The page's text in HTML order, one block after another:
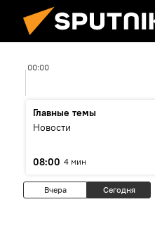
00:00
Главные темы
Новости
08:00 4 мин
Вчера Сегодня